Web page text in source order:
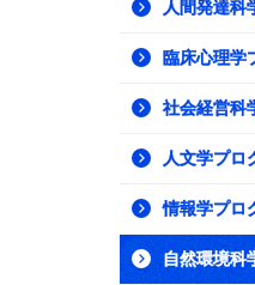
人間発達科
臨床心理学
社会経営科
人文学プロ
情報学プロ
自然環境科